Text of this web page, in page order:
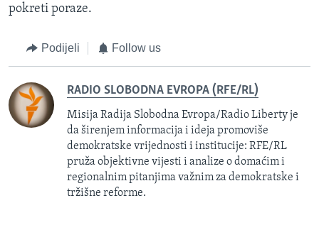
pokreti poraze.
Podijeli Follow us
RADIO SLOBODNA EVROPA (RFE/RL)
Misija Radija Slobodna Evropa/Radio Liberty je
da širenjem informacija i ideja promoviše
demokratske vrijednosti i institucije: RFE/RL
pruža objektivne vijesti i analize o domaćim i
regionalnim pitanjima važnim za demokratske i
tržišne reforme.